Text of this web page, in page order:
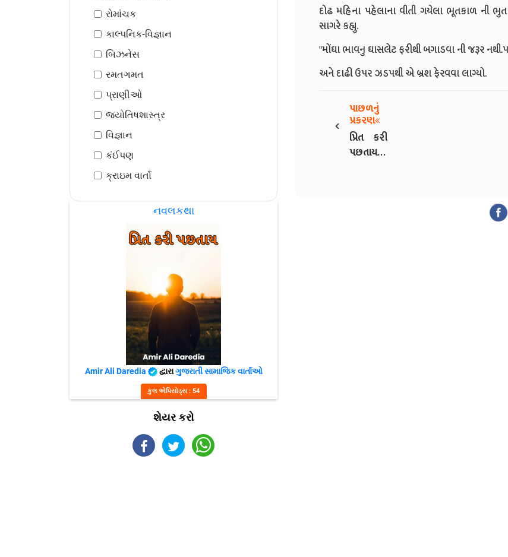
રોમાંચક
કાલ્પનિક-વિજ્ઞાન
બિઝનેસ
રમતગમત
પ્રાણીઓ
જ્યોતિષશાસ્ત્ર
વિજ્ઞાન
કંઈપણ
ક્રાઇમ વાર્તા
નવલકથા
Amir Ali Daredia દ્વારાગુજરાતી સામાજિક વાર્તાઓ
કુલ એપિસોડ્સ : 54
શેયર કરો
દોઢ મહિના પહેલાના વીતી ગયેલા ભૂતકાળ ની
સાગરે કહ્યુ.
"મોંઘા ભાવનુ ઘાસલેટ ફરીથી બગાડવા ની જરૂર
અને દાઢી ઉપર ઝડપથી એ બ્રશ ફેરવવા લાગ્યો.
‹
પાછળનું
પ્રકરણ
પ્રિત કરી
પછતાય -